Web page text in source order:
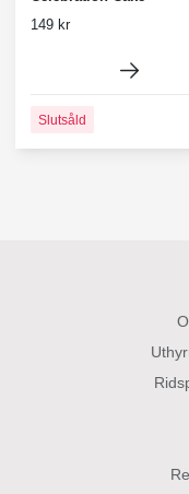
149 kr
Slutsåld